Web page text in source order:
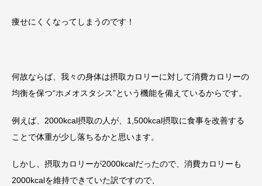
痩せにくくなってしまうのです！
何故ならば、我々の身体は摂取カロリーに対して消費カロリーの
均衡を保つ“ホメオスタシス”という機能を備えているからです。
例えば、2000kcal摂取の人が、1,500kcal摂取に食事を改善する
ことで体重が少し落ちるかと思います。
しかし、摂取カロリーが2000kcalだったので、消費カロリーも
2000kcalを維持できていた訳ですので、